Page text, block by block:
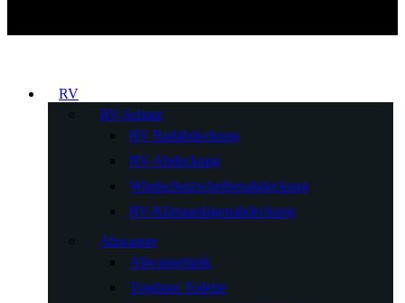
RV
RV-Schutz
RV Radabdeckung
RV-Abdeckung
Windschutzscheibenabdeckung
RV-Klimaanlagenabdeckung
Abwasser
Abwassertank
Tragbare Toilette